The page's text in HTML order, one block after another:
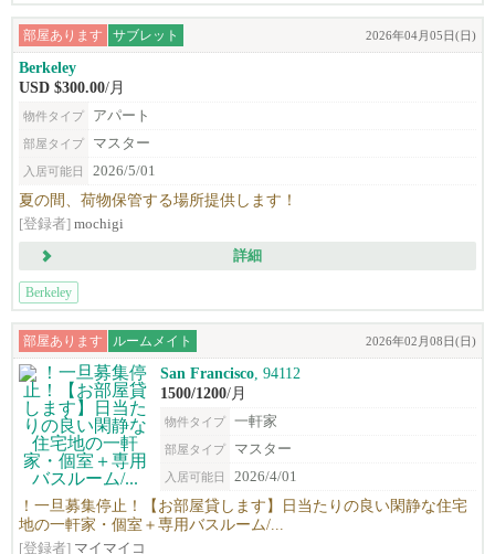
部屋あります サブレット 2026年04月05日(日)
Berkeley
USD $300.00/月
物件タイプ アパート
部屋タイプ マスター
入居可能日 2026/5/01
夏の間、荷物保管する場所提供します！
[登録者] mochigi
詳細
Berkeley
部屋あります ルームメイト 2026年02月08日(日)
San Francisco , 94112
1500/1200/月
物件タイプ 一軒家
部屋タイプ マスター
入居可能日 2026/4/01
！一旦募集停止！【お部屋貸します】日当たりの良い閑静な住宅
地の一軒家・個室＋専用バスルーム/...
[登録者] マイマイコ